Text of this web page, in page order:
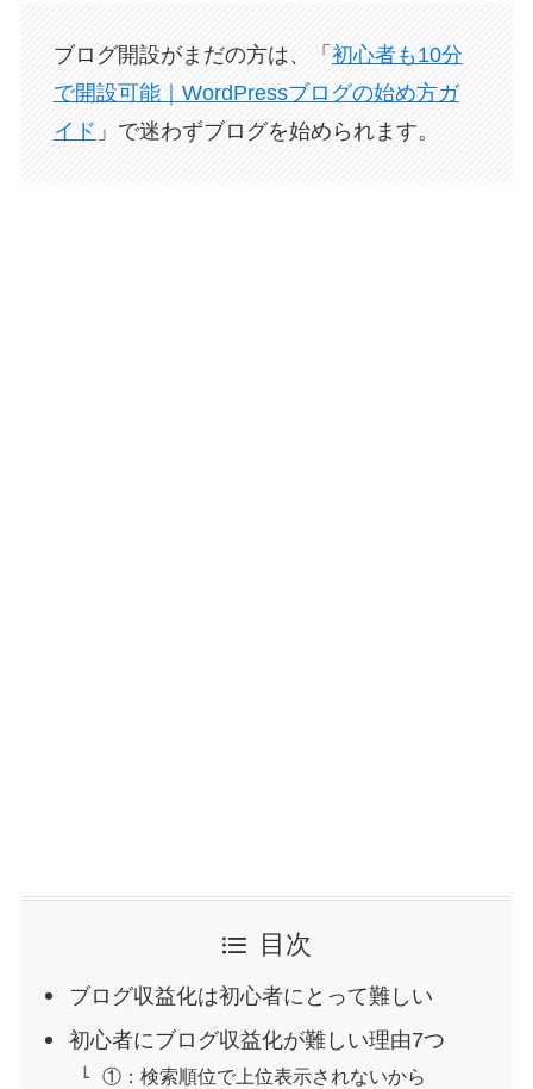
ブログ開設がまだの方は、「 初心者も10分
で開設可能｜WordPressブログの始め方ガ
イド 」で迷わずブログを始められます。
目次
ブログ収益化は初心者にとって難しい
初心者にブログ収益化が難しい理由7つ
①：検索順位で上位表示されないから